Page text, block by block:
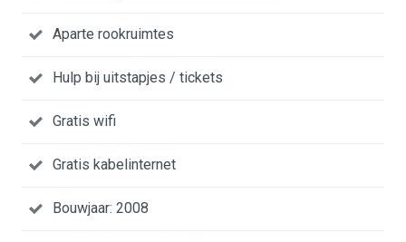
Aparte rookruimtes
Hulp bij uitstapjes / tickets
Gratis wifi
Gratis kabelinternet
Bouwjaar: 2008